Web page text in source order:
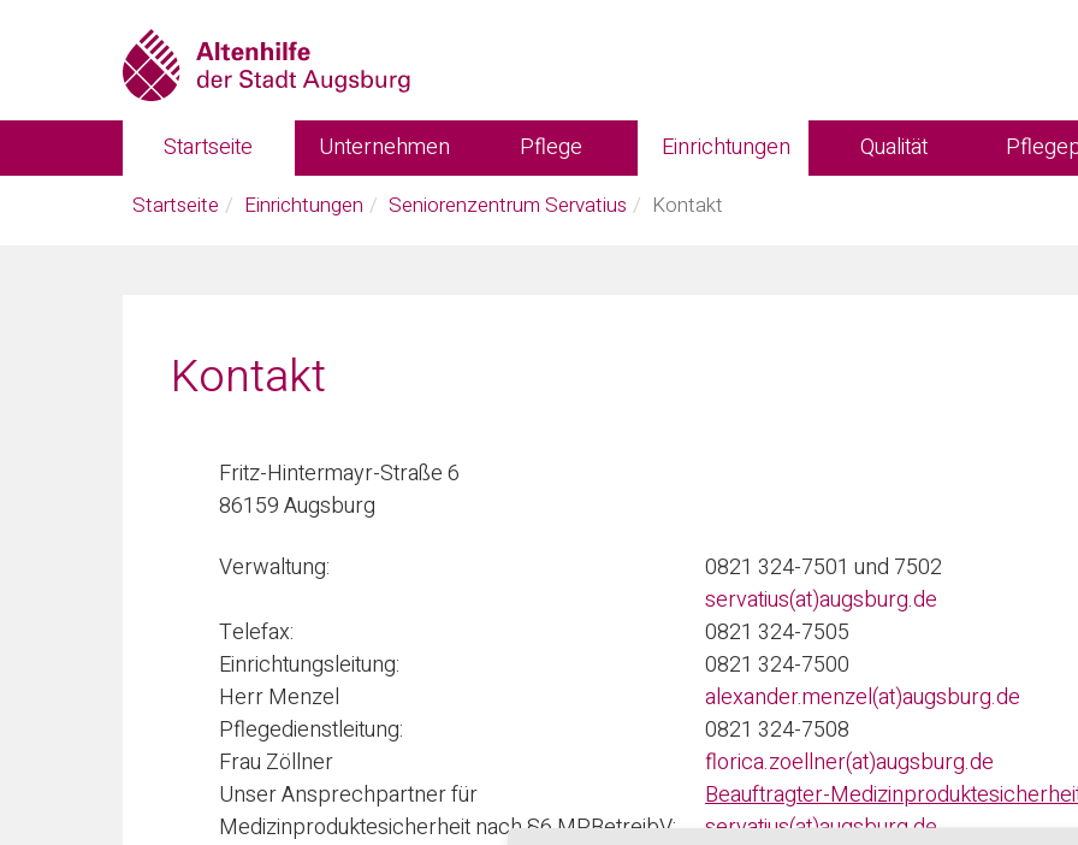
content
Startseite
Unternehmen Pflege Einrichtungen Qualität
You
Startseite Einrichtungen Seniorenzentrum Servatius Kontakt
Kontakt
Fritz-Hintermayr-Straße 6
86159 Augsburg
Verwaltung:
0821 324-7501 und 7502
servatius(at)augsburg.de
Telefax:
0821 324-7505
Einrichtungsleitung:
Herr Menzel
0821 324-7500
alexander.menzel(at)augsburg.de
Pflegedienstleitung:
Frau Zöllner
0821 324-7508
florica.zoellner(at)augsburg.de
Unser Ansprechpartner für
Medizinproduktesicherheit nach §6 MPBetreibV:
Beauftragter-
servatius(at)augsburg.de